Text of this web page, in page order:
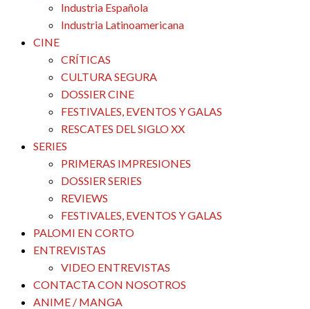
Industria Española
Industria Latinoamericana
CINE
CRÍTICAS
CULTURA SEGURA
DOSSIER CINE
FESTIVALES, EVENTOS Y GALAS
RESCATES DEL SIGLO XX
SERIES
PRIMERAS IMPRESIONES
DOSSIER SERIES
REVIEWS
FESTIVALES, EVENTOS Y GALAS
PALOMI EN CORTO
ENTREVISTAS
VIDEO ENTREVISTAS
CONTACTA CON NOSOTROS
ANIME / MANGA